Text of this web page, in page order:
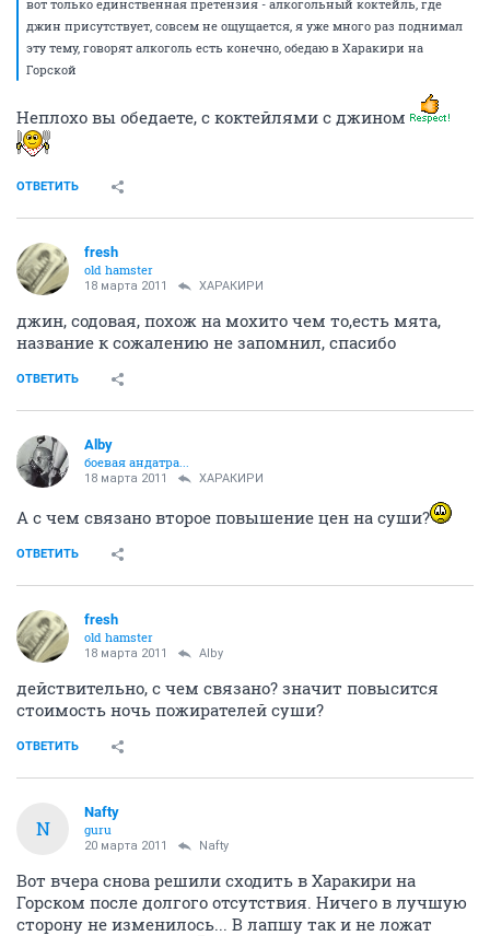
вот только единственная претензия - алкогольный коктейль, где
джин присутствует, совсем не ощущается, я уже много раз поднимал
эту тему, говорят алкоголь есть конечно, обедаю в Харакири на
Горской
Неплохо вы обедаете, с коктейлями с джином
ОТВЕТИТЬ
fresh
old hamster
18 марта 2011 ХАРАКИРИ
джин, содовая, похож на мохито чем то,есть мята,
название к сожалению не запомнил, спасибо
ОТВЕТИТЬ
Alby
боевая андатра...
18 марта 2011 ХАРАКИРИ
А с чем связано второе повышение цен на суши?
ОТВЕТИТЬ
fresh
old hamster
18 марта 2011 Alby
действительно, с чем связано? значит повысится
стоимость ночь пожирателей суши?
ОТВЕТИТЬ
N
Nafty
guru
20 марта 2011 Nafty
Вот вчера снова решили сходить в Харакири на
Горском после долгого отсутствия. Ничего в лучшую
сторону не изменилось... В лапшу так и не ложат